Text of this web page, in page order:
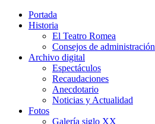
Portada
Historia
El Teatro Romea
Consejos de administración
Archivo digital
Espectáculos
Recaudaciones
Anecdotario
Noticias y Actualidad
Fotos
Galería siglo XX